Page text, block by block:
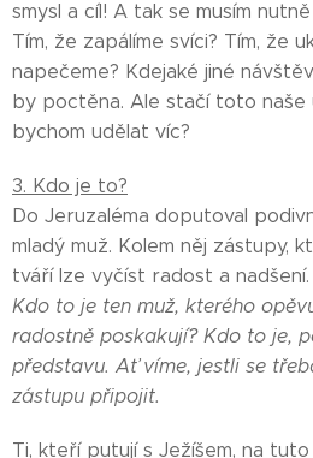
smysl a cíl! A tak se musím
Tím, že zapálíme svíci? Tím, že
napečeme? Kdejaké jiné
by poctěna. Ale stačí toto naše
bychom udělat víc?
3. Kdo je to?
Do Jeruzaléma doputoval
mladý muž. Kolem něj zástupy,
tváří lze vyčíst radost a nadšení.
Kdo to je ten muž, kterého
radostně poskakují? Kdo to je,
představu. Ať víme, jestli se
zástupu připojit.
Ti, kteří putují s Ježíšem, na